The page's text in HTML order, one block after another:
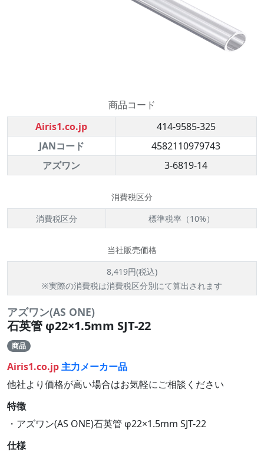
商品コード
Airis1.co.jp
414-9585-325
JANコード
4582110979743
アズワン
3-6819-14
消費税区分
消費税区分
標準税率（10%）
当社販売価格
8,419円(税込)
※実際の消費税は消費税区分別にて算出されます
アズワン(AS ONE)
石英管 φ22×1.5mm SJT-22
商品
Airis1.co.jp主力メーカー品
他社より価格が高い場合はお気軽にご相談ください
特徴
・アズワン(AS ONE)石英管 φ22×1.5mm SJT-22
仕様